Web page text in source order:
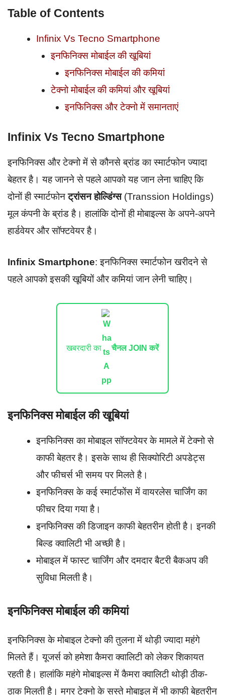
Table of Contents
Infinix Vs Tecno Smartphone
इनफिनिक्स मोबाईल की खूबियां
इनफिनिक्स मोबाईल की कमियां
टेक्नो मोबाईल की कमियां और खूबियां
इनफिनिक्स और टेक्नो में समानताएं
Infinix Vs Tecno Smartphone
इनफिनिक्स और टेक्नो में से कौनसे ब्रांड का स्मार्टफोन ज्यादा
बेहतर है। यह जानने से पहले आपको यह जान लेना चाहिए कि
दोनों ही स्मार्टफोनट्रांसन होल्डिंग्स(Transsion Holdings)
मूल कंपनी के ब्रांड है। हालांकि दोनों ही मोबाइल्स के अपने-अपने
हार्डवेयर और सॉफ्टवेयर है।
Infinix Smartphone: इनफिनिक्स स्मार्टफोन खरीदने से
पहले आपको इसकी खूबियों और कमियां जान लेनी चाहिए।
खबरदारी का चैनल JOIN करें
इनफिनिक्स मोबाईल की खूबियां
इनफिनिक्स का मोबाइल सॉफ्टवेयर के मामले में टेक्नो से
काफी बेहतर है। इसके साथ ही सिक्योरिटी अपडेट्स
और फीचर्स भी समय पर मिलते है।
इनफिनिक्स के कई स्मार्टफोंस में वायरलेस चार्जिंग का
फीचर दिया गया है।
इनफिनिक्स की डिजाइन काफी बेहतरीन होती है। इनकी
बिल्ड क्वालिटी भी अच्छी है।
मोबाइल में फास्ट चार्जिंग और दमदार बैटरी बैकअप की
सुविधा मिलती है।
इनफिनिक्स मोबाईल की कमियां
इनफिनिक्स के मोबाइल टेक्नो की तुलना में थोड़ी ज्यादा महंगे
मिलते हैं। यूजर्स को हमेशा कैमरा क्वालिटी को लेकर शिकायत
रहती है। हालांकि महंगे मोबाइल्स में कैमरा क्वालिटी थोड़ी ठीक-
ठाक मिलती है। मगर टेक्नो के सस्ते मोबाइल में भी काफी बेहतरीन